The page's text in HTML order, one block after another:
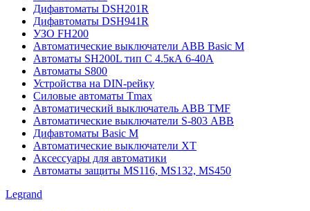
Дифавтоматы DSH201R
Дифавтоматы DSH941R
УЗО FH200
Автоматические выключатели ABB Basic M
Автоматы SH200L тип С 4.5кА 6-40А
Автоматы S800
Устройства на DIN-рейку
Силовые автоматы Tmax
Автоматический выключатель ABB TMF
Автоматические выключатели S-803 АВВ
Дифавтоматы Basic M
Автоматические выключатели XT
Аксессуары для автоматики
Автоматы защиты MS116, MS132, MS450
Legrand